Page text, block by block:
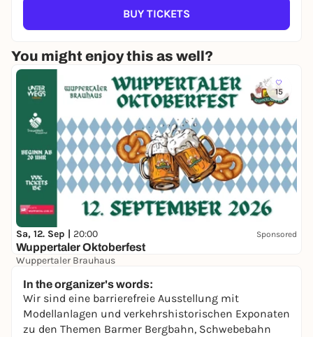
BUY TICKETS
You might enjoy this as well?
15
Sa, 12. Sep | 20:00 Sponsored
Wuppertaler Oktoberfest
Wuppertaler Brauhaus
In the organizer's words:
Wir sind eine barrierefreie Ausstellung mit
Modellanlagen und verkehrshistorischen Exponaten
zu den Themen Barmer Bergbahn, Schwebebahn